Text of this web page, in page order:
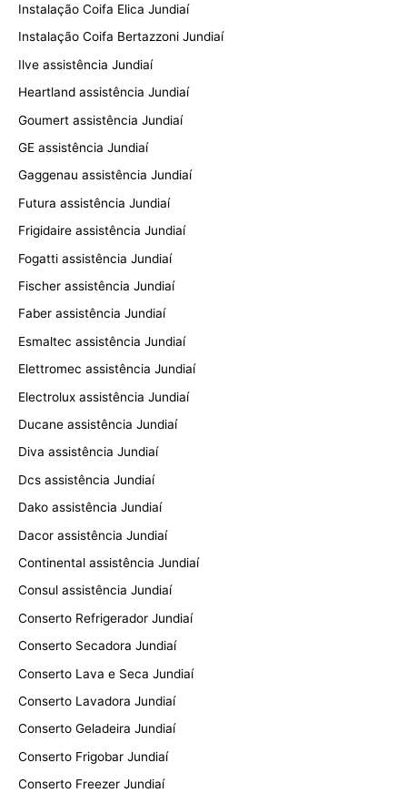
Instalação Coifa Elica Jundiaí
Instalação Coifa Bertazzoni Jundiaí
Ilve assistência Jundiaí
Heartland assistência Jundiaí
Goumert assistência Jundiaí
GE assistência Jundiaí
Gaggenau assistência Jundiaí
Futura assistência Jundiaí
Frigidaire assistência Jundiaí
Fogatti assistência Jundiaí
Fischer assistência Jundiaí
Faber assistência Jundiaí
Esmaltec assistência Jundiaí
Elettromec assistência Jundiaí
Electrolux assistência Jundiaí
Ducane assistência Jundiaí
Diva assistência Jundiaí
Dcs assistência Jundiaí
Dako assistência Jundiaí
Dacor assistência Jundiaí
Continental assistência Jundiaí
Consul assistência Jundiaí
Conserto Refrigerador Jundiaí
Conserto Secadora Jundiaí
Conserto Lava e Seca Jundiaí
Conserto Lavadora Jundiaí
Conserto Geladeira Jundiaí
Conserto Frigobar Jundiaí
Conserto Freezer Jundiaí